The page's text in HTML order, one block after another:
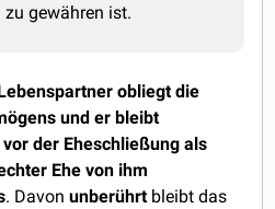
gewähren ist.
obliegt die
und er bleibt
der Eheschließung als
Ehe von ihm
. Davonunberührtbleibt das